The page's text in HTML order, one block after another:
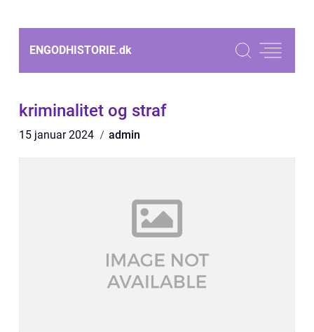
ENGODHISTORIE.dk
kriminalitet og straf
15 januar 2024 admin